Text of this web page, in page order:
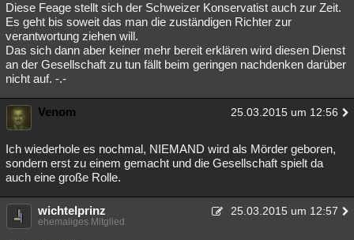
Diese Feage stellt sich der Schweizer Konservatist auch zur Zeit.
Es geht bis soweit das man die zuständigen Richter zur
verantwortung ziehen will.
Das sich dann aber keiner mehr bereit erklären wird diesen Dienst
an der Gesellschaft zu tun fällt beim geringen nachdenken darüber
nicht auf. -.-
Venom 25.03.2015 um 12:56
Ich wiederhole es nochmal, NIEMAND wird als Mörder geboren,
sondern erst zu einem gemacht und die Gesellschaft spielt da
auch eine große Rolle.
wichtelprinz 25.03.2015 um 12:57
ehemaliges Mitglied